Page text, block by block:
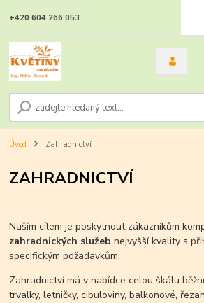
+420 604 266 053
Úvod Zahradnictví
ZAHRADNICTVÍ
Naším cílem je poskytnout zákazníkům
zahradnických služeb nejvyšší kvality s
specifickým požadavkům.
Zahradnictví má v nabídce celou škálu
trvalky, letničky, cibuloviny, balkonové,